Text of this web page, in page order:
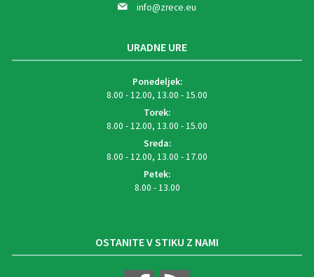
info@zrece.eu
URADNE URE
Ponedeljek:
8.00 - 12.00, 13.00 - 15.00
Torek:
8.00 - 12.00, 13.00 - 15.00
Sreda:
8.00 - 12.00, 13.00 - 17.00
Petek:
8.00 - 13.00
OSTANITE V STIKU Z NAMI